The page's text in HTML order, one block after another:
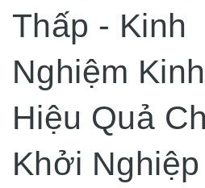
Thấp - Kinh
Nghiệm
Hiệu Quả
Khởi Nghiệp